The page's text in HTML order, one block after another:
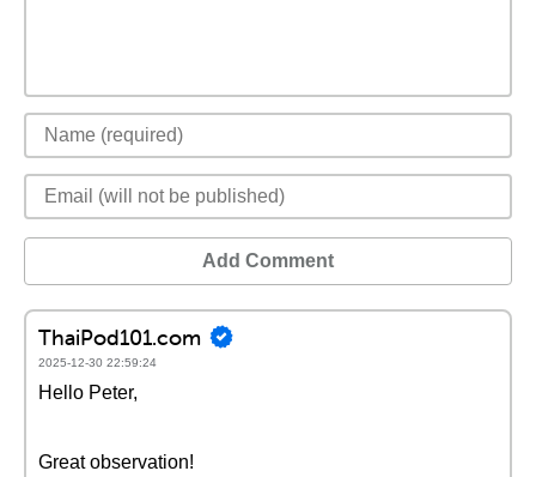
Add Comment
ThaiPod101.com
2025-12-30 22:59:24
Hello Peter,
Great observation!